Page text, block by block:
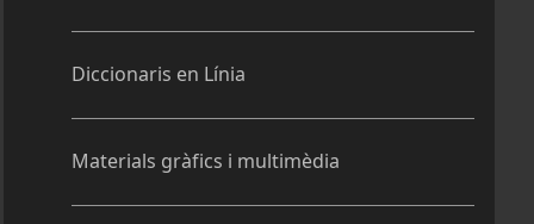
Diccionaris en Línia
Materials gràfics i multimèdia